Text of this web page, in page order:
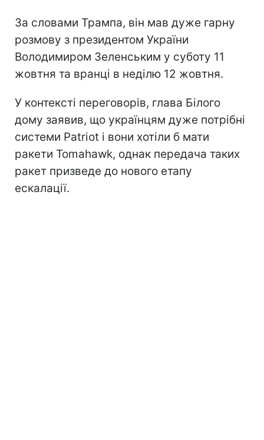
За словами Трампа, він мав дуже гарну
розмову з президентом України
Володимиром Зеленським у суботу 11
жовтня та вранці в неділю 12 жовтня.
У контексті переговорів, глава Білого
дому заявив, що українцям дуже потрібні
системи Patriot і вони хотіли б мати
ракети Tomahawk, однак передача таких
ракет призведе до нового етапу
ескалації.